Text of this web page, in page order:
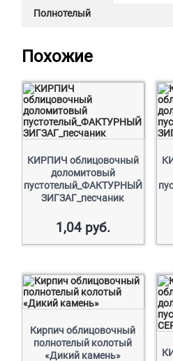
Полнотелый
Похожие
КИРПИЧ облицовочный
доломитовый
пустотелый_ФАКТУРНЫЙ
ЗИГЗАГ_песчаник
1,04 руб.
Кирпич облицовочный
полнотелый колотый
«Дикий камень»